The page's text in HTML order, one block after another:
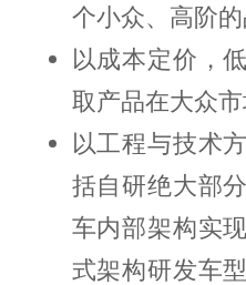
个小众、高阶的
以成本定价，
取产品在大众
以工程与技术
括自研绝大部
车内部架构实
式架构研发车